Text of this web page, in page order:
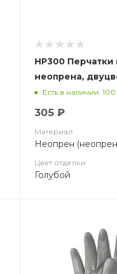
HP300 Перчатки
неопрена,
Есть в наличии: 100
305 ₽
Материал
Неопрен
Цвет отделки
Голубой